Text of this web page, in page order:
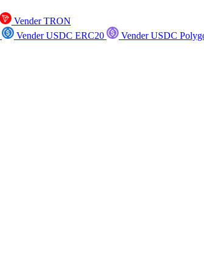
Vender TRON
Vender USDC ERC20
Vender USDC